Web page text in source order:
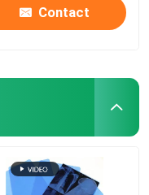
Contact